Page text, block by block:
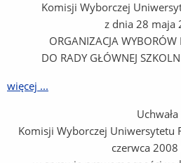
Komisji Wyborczej
z dnia 28 maja
ORGANIZACJA WYBORÓW
DO RADY GŁÓWNEJ
więcej ...
Uchwała
Komisji Wyborczej Uniwersytetu
czerwca